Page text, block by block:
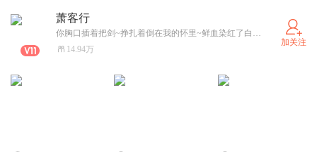
萧客行
你胸口插着把剑~挣扎着倒在我的怀里~鲜血染红了白色外套~大幕已然落下~周围一边掌声~
14.94万
加关注